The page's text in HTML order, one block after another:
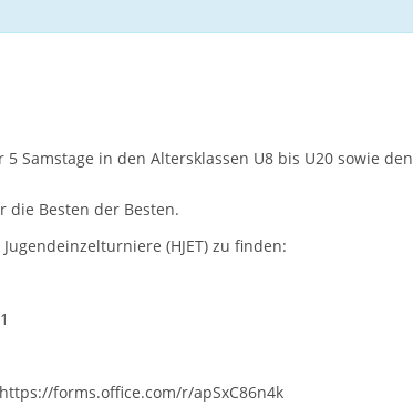
Samstage in den Altersklassen U8 bis U20 sowie den
die Besten der Besten.
(HJET) zu finden:
https://forms.office.com/r/apSxC86n4k